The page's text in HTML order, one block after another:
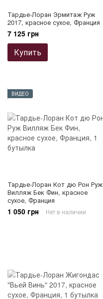
Тардье-Лоран Эрмитаж Руж
2017, красное сухое, Франция
7 125 грн
Купить
ВИДЕО
Тардье-Лоран Кот дю Рон Руж
Вилляж Бек Фин, красное
сухое, Франция
1 050 грн Нет в наличии